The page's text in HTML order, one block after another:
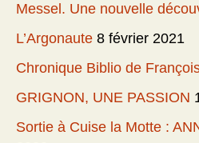
Messel. Une nouvelle
L’Argonaute 8 février 2021
Chronique Biblio de
GRIGNON, UNE PASSION
Sortie à Cuise la Motte :